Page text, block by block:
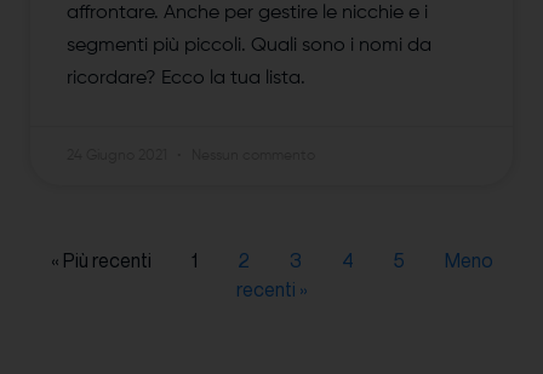
affrontare. Anche per gestire le nicchie e i
segmenti più piccoli. Quali sono i nomi da
ricordare? Ecco la tua lista.
« Più recenti 1 2 3 4 5
Meno
recenti »